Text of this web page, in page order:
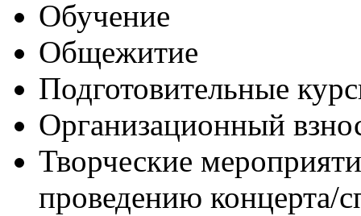
Обучение
Общежитие
Подготовительные
Организационный
Творческие
проведению концерта/